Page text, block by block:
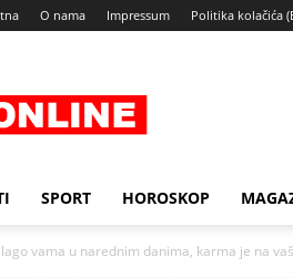
O nama Impressum Politika kolačića
SPORT HOROSKOP
vama u narednim danima, karma je na